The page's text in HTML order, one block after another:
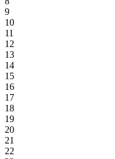
9
10
11
12
13
14
15
16
17
18
19
20
21
22